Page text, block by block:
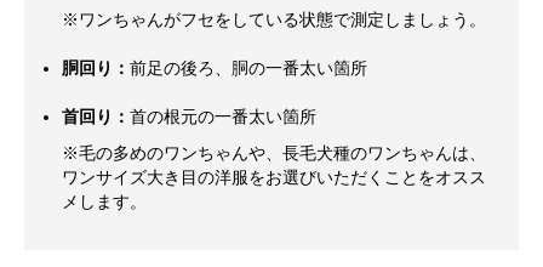
※ワンちゃんがフセをしている状態で測定しましょう。
胴回り： 前足の後ろ、胴の一番太い箇所
首回り： 首の根元の一番太い箇所
※毛の多めのワンちゃんや、長毛犬種のワンちゃんは、
ワンサイズ大き目の洋服をお選びいただくことをオスス
メします。